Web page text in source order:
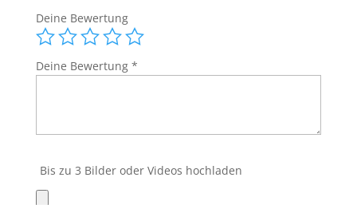
Deine Bewertung
Deine Bewertung *
Bis zu 3 Bilder oder Videos hochladen